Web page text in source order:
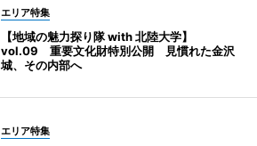
エリア特集
【地域の魅力探り隊 with 北陸大学】
vol.09 重要文化財特別公開 見慣れた金沢
城、その内部へ
エリア特集